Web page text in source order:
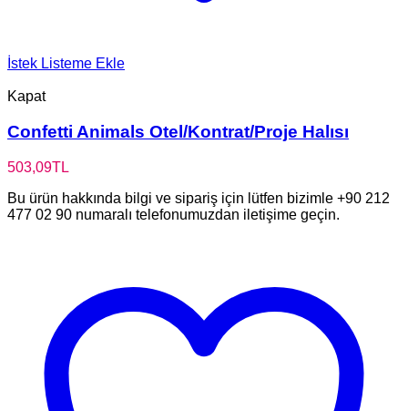
İstek Listeme Ekle
Kapat
Confetti Animals Otel/Kontrat/Proje Halısı
503,09TL
Bu ürün hakkında bilgi ve sipariş için lütfen bizimle +90 212
477 02 90 numaralı telefonumuzdan iletişime geçin.